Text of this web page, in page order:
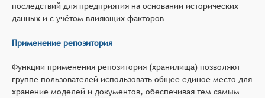
последствий для предприятия на основании исторических
данных и с учётом влияющих факторов
Применение репозитория
Функции применения репозитория (хранилища) позволяют
группе пользователей использовать общее единое место для
хранение моделей и документов, обеспечивая тем самым